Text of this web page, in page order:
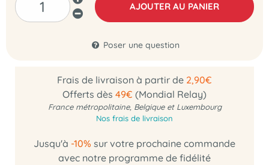
AJOUTER AU PANIER
Poser une question
Frais de livraison à partir de 2,90€
Offerts dès 49€ (Mondial Relay)
France métropolitaine, Belgique et Luxembourg
Nos frais de livraison
Jusqu'à -10% sur votre prochaine commande
avec notre programme de fidélité